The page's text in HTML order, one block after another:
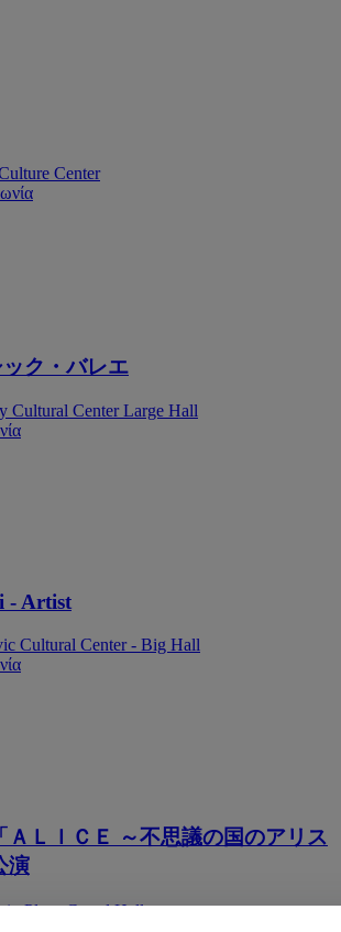
Center
ク・バレエ
Cultural Center Large Hall
- Artist
Cultural Center - Big Hall
ＡＬＩＣＥ ～不思議の国のアリス
演
Plaza Grand Hall